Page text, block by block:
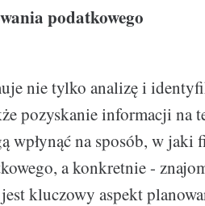
podatkowego
nie tylko analizę i
pozyskanie informacji na
wpłynąć na sposób, w jaki
a konkretnie -
kluczowy aspekt